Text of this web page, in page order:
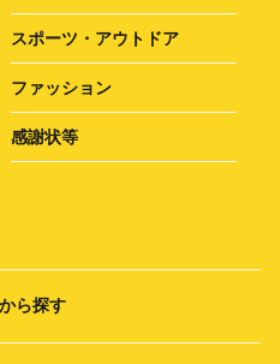
スポーツ・アウトドア
ファッション
感謝状等
ら探す